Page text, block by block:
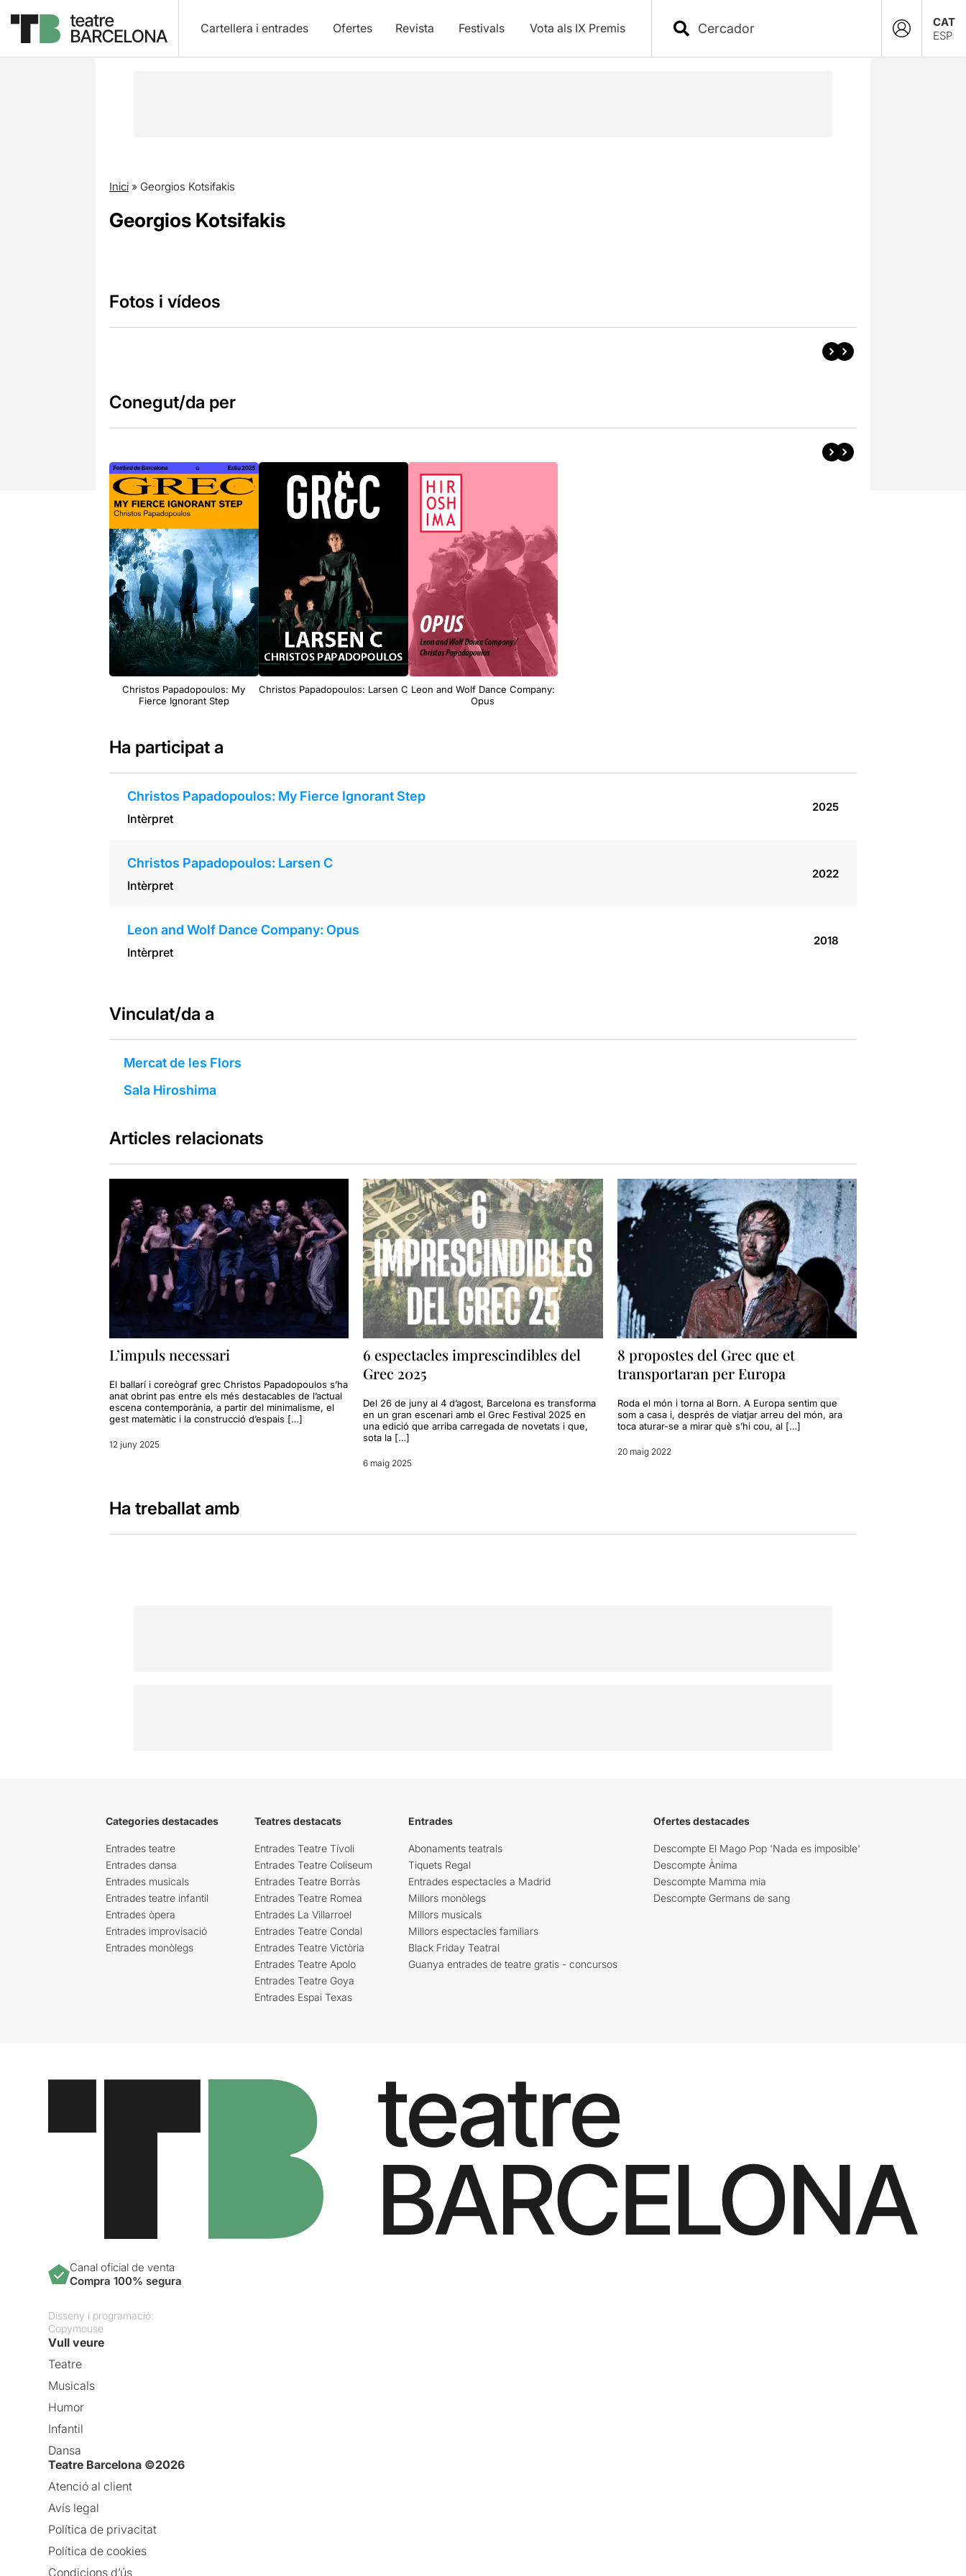
Cartellera i entrades Ofertes Revista Festivals Vota als IX Premis
CAT
ESP
Inici» Georgios Kotsifakis
Georgios Kotsifakis
Fotos i vídeos
Conegut/da per
Christos Papadopoulos: My
Fierce Ignorant Step
Christos Papadopoulos: Larsen C Leon and Wolf Dance Company:
Opus
Ha participat a
Christos Papadopoulos: My Fierce Ignorant Step
Intèrpret
2025
Christos Papadopoulos: Larsen C
Intèrpret
2022
Leon and Wolf Dance Company: Opus
Intèrpret
2018
Vinculat/da a
Mercat de les Flors
Sala Hiroshima
Articles relacionats
L’impuls necessari
El ballarí i coreògraf grec Christos Papadopoulos s’ha
anat obrint pas entre els més destacables de l’actual
escena contemporània, a partir del minimalisme, el
gest matemàtic i la construcció d’espais […]
12 juny 2025
6 espectacles imprescindibles del
Grec 2025
Del 26 de juny al 4 d’agost, Barcelona es transforma
en un gran escenari amb el Grec Festival 2025 en
una edició que arriba carregada de novetats i que,
sota la […]
6 maig 2025
8 propostes del Grec que et
transportaran per Europa
Roda el món i torna al Born. A Europa sentim que
som a casa i, després de viatjar arreu del món, ara
toca aturar-se a mirar què s’hi cou, al […]
20 maig 2022
Ha treballat amb
Categories destacades
Entrades teatre
Entrades dansa
Entrades musicals
Entrades teatre infantil
Entrades òpera
Entrades improvisació
Entrades monòlegs
Teatres destacats
Entrades Teatre Tívoli
Entrades Teatre Coliseum
Entrades Teatre Borràs
Entrades Teatre Romea
Entrades La Villarroel
Entrades Teatre Condal
Entrades Teatre Victòria
Entrades Teatre Apolo
Entrades Teatre Goya
Entrades Espai Texas
Entrades
Abonaments teatrals
Tiquets Regal
Entrades espectacles a Madrid
Millors monòlegs
Millors musicals
Millors espectacles familiars
Black Friday Teatral
Guanya entrades de teatre gratis - concursos
Ofertes destacades
Descompte El Mago Pop 'Nada es imposible'
Descompte Ànima
Descompte Mamma mia
Descompte Germans de sang
Canal oficial de venta
Compra 100% segura
Disseny i programació:
Copymouse
Vull veure
Teatre
Musicals
Humor
Infantil
Dansa
Teatre Barcelona ©2026
Atenció al client
Avís legal
Política de privacitat
Política de cookies
Condicions d’ús